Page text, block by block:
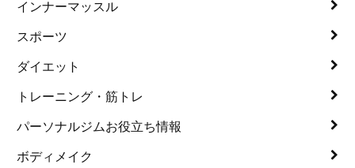
インナーマッスル
スポーツ
ダイエット
トレーニング・筋トレ
パーソナルジムお役立ち情報
ボディメイク